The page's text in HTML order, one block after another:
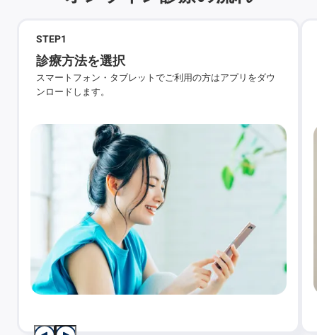
STEP1
診療方法を選択
スマートフォン・タブレットでご利用の方はアプリをダウ
ンロードします。